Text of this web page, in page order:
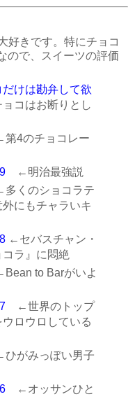
好きです。特にチョコ
ので、スイーツの評価
けは勘弁して欲
コはお断りとし
4のチョコレー
←明治最強説
多くのショコラテ
にもチャラいキ
←セバスチャン・
ラ』に悶絶
to Barがいよ
←世界のトップ
ロウロしている
がみっぽい男子
←オッサンひと